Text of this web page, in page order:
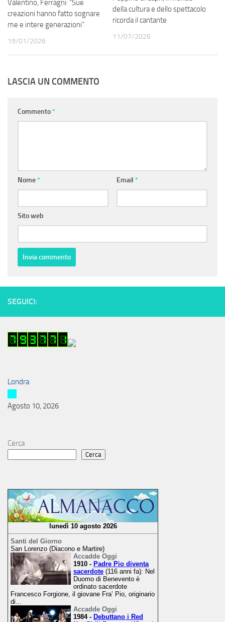
Valentino, Ferragni: “Sue
creazioni hanno fatto sognare
me e intere generazioni”
19/01/2026
della cultura e dello spettacolo
ricorda il cantante
11/07/2026
LASCIA UN COMMENTO
Commento*
Nome* Email *
Sito web
SEGUICI:
Londra
Agosto 10, 2026
Cerca
Cerca